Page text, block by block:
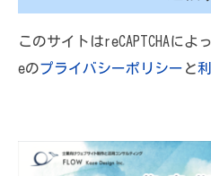
このサイトはreCAPTCHAによ
eのプライバシーポリシー と